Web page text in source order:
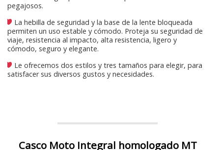
pegajosos.
La hebilla de seguridad y la base de la lente bloqueada
permiten un uso estable y cómodo. Proteja su seguridad de
viaje, resistencia al impacto, alta resistencia, ligero y
cómodo, seguro y elegante.
Le ofrecemos dos estilos y tres tamaños para elegir, para
satisfacer sus diversos gustos y necesidades.
Casco Moto Integral homologado MT